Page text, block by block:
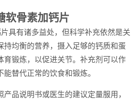
软骨素加钙片
具有诸多益处，但科学补充依然是关
持均衡的营养，摄入足够的钙质和蛋
育锻炼，以促进关节。补充剂可以作
替代正常的饮食和锻炼。
品说明书或医生的建议定量服用，